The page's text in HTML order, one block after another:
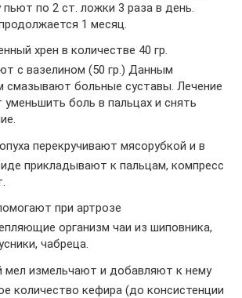
пьют по 2 ст. ложки 3 раза в день.
1 месяц.
хрен в количестве 40 гр.
с вазелином (50 гр.) Данным
смазывают больные суставы. Лечение
уменьшить боль в пальцах и снять
перекручивают мясорубкой и в
прикладывают к пальцам, компресс
при артрозе
организм чаи из шиповника,
чабреца.
мел измельчают и добавляют к нему
количество кефира (до консистенции